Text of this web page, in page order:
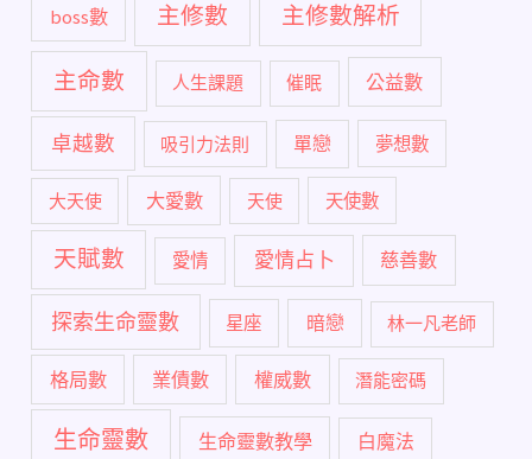
boss數 主修數 主修數解析
主命數 人生課題 催眠 公益數
卓越數 吸引力法則 單戀 夢想數
大天使 大愛數 天使 天使數
天賦數 愛情 愛情占卜 慈善數
探索生命靈數 星座 暗戀 林一凡老師
格局數 業債數 權威數 潛能密碼
生命靈數 生命靈數教學 白魔法